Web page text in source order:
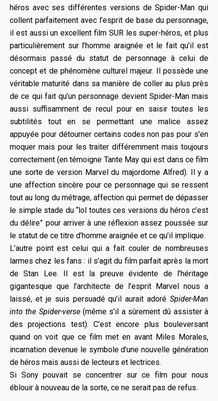
héros avec ses différentes versions de Spider-Man qui
collent parfaitement avec l’esprit de base du personnage,
il est aussi un excellent film SUR les super-héros, et plus
particulièrement sur l’homme araignée et le fait qu’il est
désormais passé du statut de personnage à celui de
concept et de phénomène culturel majeur. Il possède une
véritable maturité dans sa manière de coller au plus près
de ce qui fait qu’un personnage devient Spider-Man mais
aussi suffisamment de recul pour en saisir toutes les
subtilités tout en se permettant une malice assez
appuyée pour détourner certains codes non pas pour s’en
moquer mais pour les traiter différemment mais toujours
correctement (en témoigne Tante May qui est dans ce film
une sorte de version Marvel du majordome Alfred). Il y a
une affection sincère pour ce personnage qui se ressent
tout au long du métrage, affection qui permet de dépasser
le simple stade du “lol toutes ces versions du héros c’est
du délire” pour arriver à une réflexion assez poussée sur
le statut de ce titre d’homme araignée et ce qu’il implique.
L’autre point est celui qui a fait couler de nombreuses
larmes chez les fans : il s’agit du film parfait après la mort
de Stan Lee. Il est la preuve évidente de l’héritage
gigantesque que l’architecte de l’esprit Marvel nous a
laissé, et je suis persuadé qu’il aurait adoré Spider-Man
into the Spider-verse(même s’il a sûrement dû assister à
des projections test). C’est encore plus bouleversant
quand on voit que ce film met en avant Miles Morales,
incarnation devenue le symbole d’une nouvelle génération
de héros mais aussi de lecteurs et lectrices.
Si Sony pouvait se concentrer sur ce film pour nous
éblouir à nouveau de la sorte, ce ne serait pas de refus.